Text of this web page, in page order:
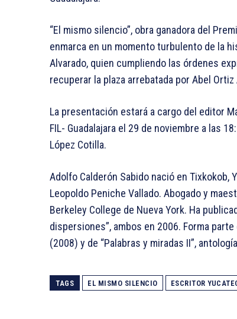
“El mismo silencio”, obra ganadora del
enmarca en un momento turbulento de la
Alvarado, quien cumpliendo las órdenes
recuperar la plaza arrebatada por Abel Ortiz
La presentación estará a cargo del editor
FIL- Guadalajara el 29 de noviembre a las
López Cotilla.
Adolfo Calderón Sabido nació en Tixkokob,
Leopoldo Peniche Vallado. Abogado y
Berkeley College de Nueva York. Ha
dispersiones”, ambos en 2006. Forma
(2008) y de “Palabras y miradas II”,
TAGS EL MISMO SILENCIO ESCRITOR